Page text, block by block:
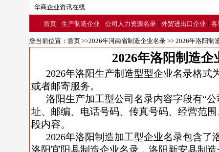
华商企业资讯在线
首页 | 生产制造企业 | 公司人力资源名录 | 外贸进出口企业 | 各
您当前位置： 首页 >>2026年河南省制造企业名录 >> 2026年洛阳制
2026年洛阳制造企
2026年洛阳生产制造型型企业名录格式
或者邮寄服务。
洛阳生产加工型公司名录内容字段有“
址、邮编、电话号码、传真号码、经营范
段内容。
2026年洛阳制造加工型企业名录包含了
洛阳宜阳县制造企业名录，洛阳新安县制